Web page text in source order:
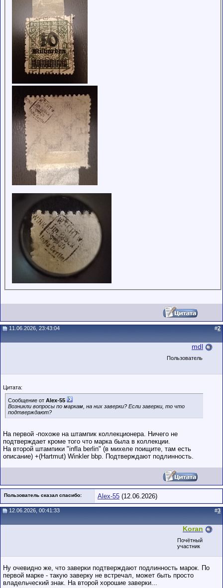
11.06.2026, 23:43:04 #2
mdl
Пользователь
Цитата:
Сообщение от Alex-55
Возникли вопросы по маркам, на них заверки? Если заверки, то что
подтверждают?
На первой -похоже на штампик коллекционера. Ничего не
подтверждает кроме того что марка была в коллекции.
На второй штампики "infla berlin" (в михеле поищите, там есть
описание) +(Hartmut) Winkler bbp. Подтверждают подлинность.
Пользователь сказал cпасибо: Alex-55 (12.06.2026)
12.06.2026, 00:41:33 #3
Koran
Почётный
участник
Ну очевидно же, что заверки подтверждают подлинность марок. По
первой марке - такую заверку не встречал, может быть просто
владельческий знак. На второй хорошие заверки...